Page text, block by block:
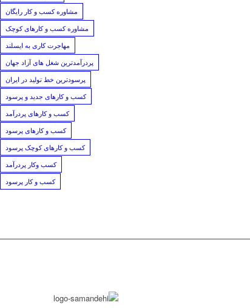
مشاوره کسب و کار رایگان
مشاوره کسب و کارهای کوچک
مهاجرت کاری به ایسلند
پردرآمدترین شغل های آزاد جهان
پرسودترین خط تولید در ایران
کسب و کارهای جدید و پرسود
کسب و کارهای پردرآمد
کسب و کارهای پرسود
کسب و کارهای کوچک پرسود
کسب وکار پردرآمد
کسب و کار پرسود